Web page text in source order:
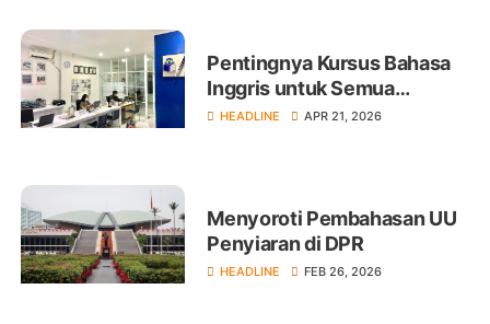
Pentingnya Kursus Bahasa
Inggris untuk Semua
Kalangan
HEADLINE APR 21, 2026
Menyoroti Pembahasan UU
Penyiaran di DPR
HEADLINE FEB 26, 2026